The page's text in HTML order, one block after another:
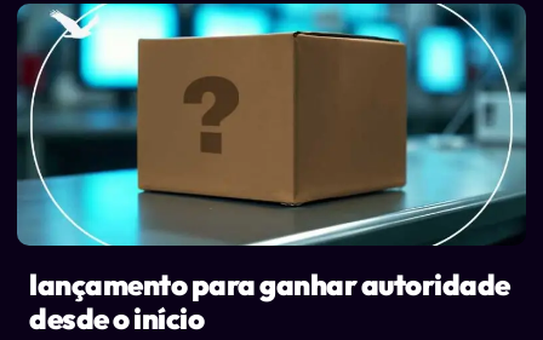
lançamento para ganhar autoridade
desde o início